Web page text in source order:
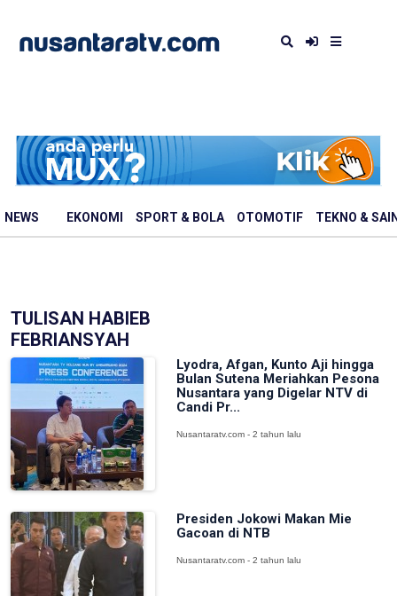
NEWS EKONOMI SPORT & BOLA OTOMOTIF TEKNO &
TULISAN HABIEB
FEBRIANSYAH
Lyodra, Afgan, Kunto Aji hingga
Bulan Sutena Meriahkan Pesona
Nusantara yang Digelar NTV di
Candi Pr...
Nusantaratv.com - 2 tahun lalu
Presiden Jokowi Makan Mie
Gacoan di NTB
Nusantaratv.com - 2 tahun lalu